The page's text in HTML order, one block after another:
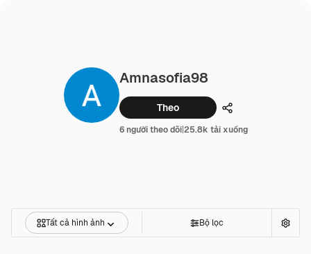
Amnasofia98
Theo Chia sẻ
6 người theo dõi|25.8k tải xuống
Tất cả hình ảnh Bộ lọc